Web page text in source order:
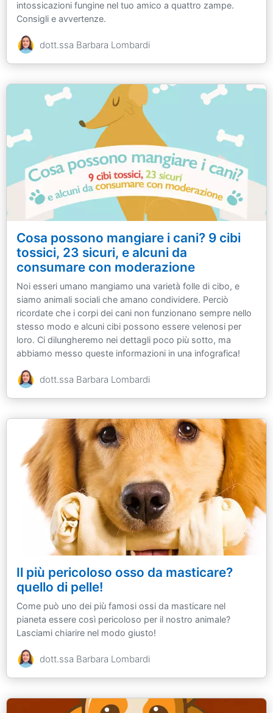
intossicazioni fungine nel tuo amico a quattro zampe.
Consigli e avvertenze.
dott.ssa Barbara Lombardi
Cosa possono mangiare i cani? 9 cibi
tossici, 23 sicuri, e alcuni da
consumare con moderazione
Noi esseri umano mangiamo una varietà folle di cibo, e
siamo animali sociali che amano condividere. Perciò
ricordate che i corpi dei cani non funzionano sempre nello
stesso modo e alcuni cibi possono essere velenosi per
loro. Ci dilungheremo nei dettagli poco più sotto, ma
abbiamo messo queste informazioni in una infografica!
dott.ssa Barbara Lombardi
Il più pericoloso osso da masticare?
quello di pelle!
Come può uno dei più famosi ossi da masticare nel
pianeta essere così pericoloso per il nostro animale?
Lasciami chiarire nel modo giusto!
dott.ssa Barbara Lombardi